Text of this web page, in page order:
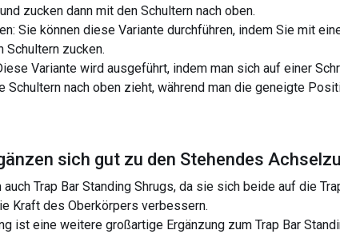
zucken dann mit den Schultern nach oben.
Sie können diese Variante durchführen, indem Sie mit
Schultern zucken.
Variante wird ausgeführt, indem man sich auf einer
Schultern nach oben zieht, während man die geneigte
sich gut zu den Stehendes
Trap Bar Standing Shrugs, da sie sich beide auf die
Kraft des Oberkörpers verbessern.
ist eine weitere großartige Ergänzung zum Trap Bar